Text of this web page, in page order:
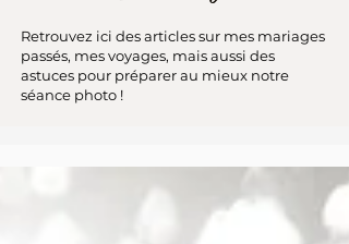
Retrouvez ici des articles sur mes mariages
passés, mes voyages, mais aussi des
astuces pour préparer au mieux notre
séance photo !